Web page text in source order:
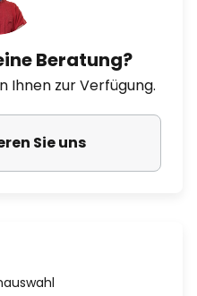
Beratung?
Ihnen zur Verfügung.
Sie uns